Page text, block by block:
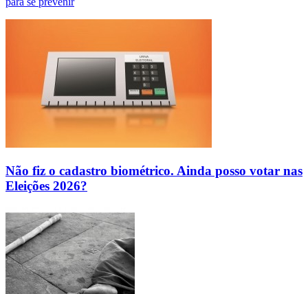
Não fiz o cadastro biométrico. Ainda posso votar nas
Eleições 2026?